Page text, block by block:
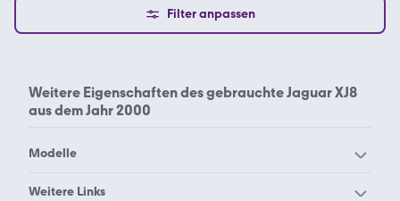
Filter anpassen
Weitere Eigenschaften desgebrauchte Jaguar XJ8
aus dem Jahr 2000
Modelle
Jaguar Daimler
Weitere Links